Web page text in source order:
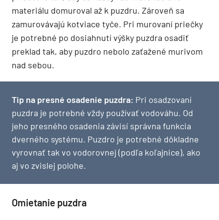
materiálu domuroval až k puzdru. Zároveň sa
zamurovávajú kotviace tyče. Pri murovaní priečky
je potrebné po dosiahnutí výšky puzdra osadiť
preklad tak, aby puzdro nebolo zaťažené murivom
nad sebou.
Tip na presné osadenie puzdra: Pri osadzovaní
puzdra je potrebné vždy používať vodováhu. Od
jeho presného osadenia závisí správna funkcia
dverného systému. Puzdro je potrebné dôkladne
vyrovnať tak vo vodorovnej (podľa koľajnice), ako
aj vo zvislej polohe.
Omietanie puzdra